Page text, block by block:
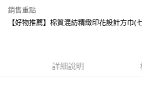
聯邦商業銀行
元大商業銀行
永豐商
玉山商業銀行
星展（
悠遊付
銷售重點
【好物推薦】棉質混紡精緻印花設計方巾(
詳細說明